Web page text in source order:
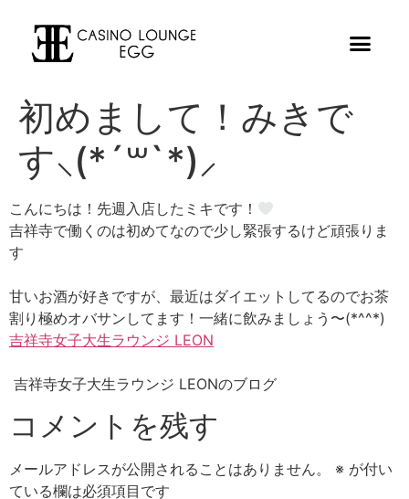
初めまして！みきで
す⸜(*´꒳`*)⸝
こんにちは！先週入店したミキです！
吉祥寺で働くのは初めてなので少し緊張するけど頑張りま
す
甘いお酒が好きですが、最近はダイエットしてるのでお茶
割り極めオバサンしてます！一緒に飲みましょう〜(*^^*)
吉祥寺女子大生ラウンジ LEON
吉祥寺女子大生ラウンジ LEONのブログ
コメントを残す
メールアドレスが公開されることはありません。 ※ が付い
ている欄は必須項目です